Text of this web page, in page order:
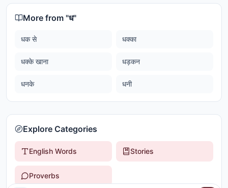
More from "ध"
धक से धक्का
धक्के खाना धड़कन
धनके धनी
Explore Categories
English Words Stories
Proverbs